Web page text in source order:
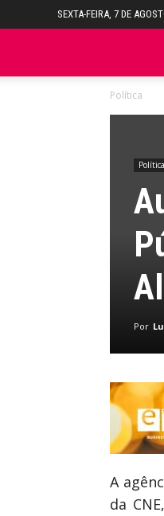
SEXTA-FEIRA, 7 DE
Política
Política
Por
A
da